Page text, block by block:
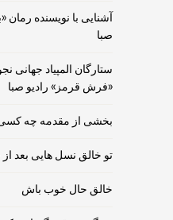
آشنایی با نویسنده رمان
صبا
ستارگان المپیاد جهانی
«فرش قرمز» رادیو صبا
بخشی از مقدمه چه کسی
تو خالق نسل هایی بعد
خالق حال خوب باش